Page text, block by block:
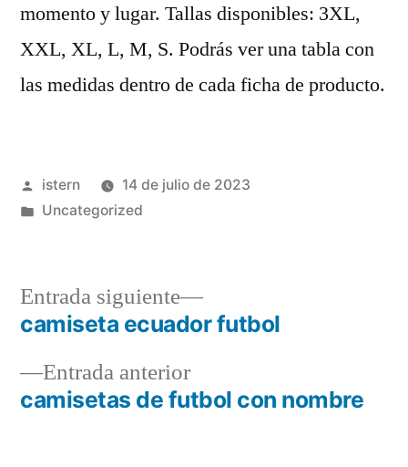
momento y lugar. Tallas disponibles: 3XL,
XXL, XL, L, M, S. Podrás ver una tabla con
las medidas dentro de cada ficha de producto.
Publicado
por
istern
14 de julio de 2023
Publicado
Uncategorized
Navegación
deEntrada anteriorEntrada
anterior:
camisetas de futbol con nombre
Entrada siguiente
Entrada
siguiente:
camiseta ecuador futbol